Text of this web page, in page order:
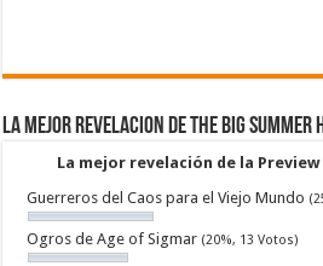
La mejor revelacion de The Big Summer
La mejor revelación de la Preview
Guerreros del Caos para el Viejo Mundo
Ogros de Age of Sigmar (20%, 13 Votos)